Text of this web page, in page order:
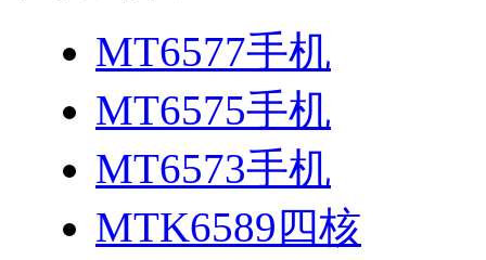
MT6577手机
MT6575手机
MT6573手机
MTK6589四核